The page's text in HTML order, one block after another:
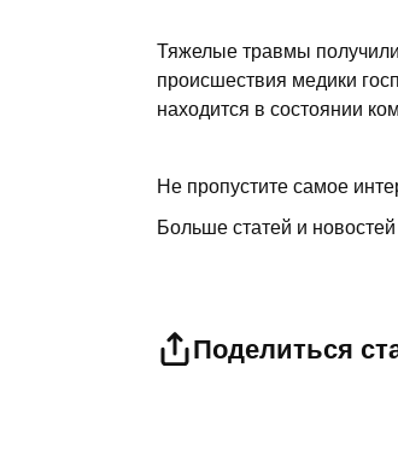
Тяжелые травмы
происшествия медики
находится в состоянии
Не пропустите самое
Больше статей и новостей
Поделиться